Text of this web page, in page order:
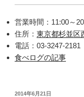
営業時間：11:00～
住所： 東京都杉並区
電話：03-3247-2181
食べログの記事
投
2014年6月21日